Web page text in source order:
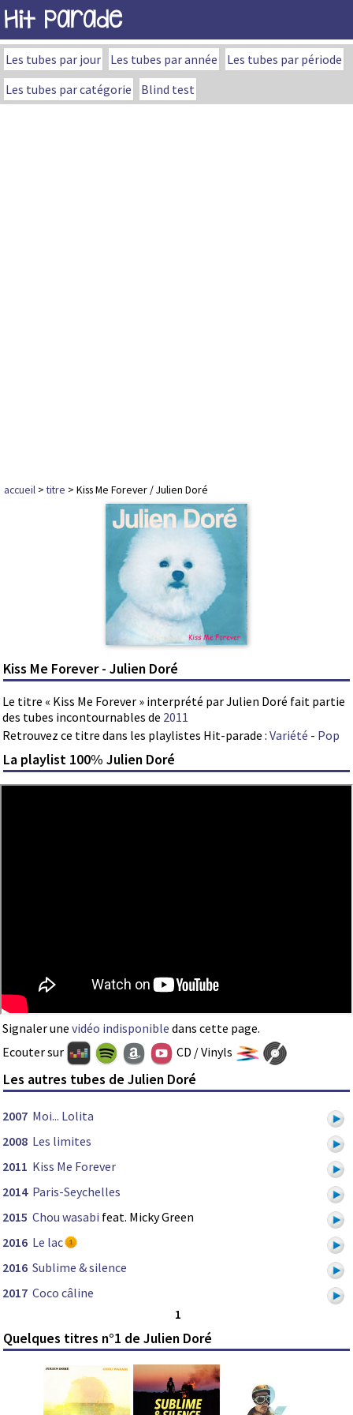
Hit Parade
Les tubes par jour Les tubes par année
Les tubes par période
Les tubes par catégorie
Blind test
accueil >titre > Kiss Me Forever / Julien Doré
Kiss Me Forever - Julien Doré
Le titre « Kiss Me Forever » interprété par Julien Doré fait partie
des tubes incontournables de 2011
Retrouvez ce titre dans les playlistes Hit-parade : Variété - Pop
La playlist 100% Julien Doré
Signaler une vidéo indisponible dans cette page.
Ecouter sur
CD / Vinyls
Les autres tubes de Julien Doré
2007 Moi... Lolita
2008 Les limites
2011 Kiss Me Forever
2014 Paris-Seychelles
2015 Chou wasabi feat. Micky Green
2016 Le lac
2016 Sublime & silence
2017 Coco câline
1
Quelques titres n°1 de Julien Doré